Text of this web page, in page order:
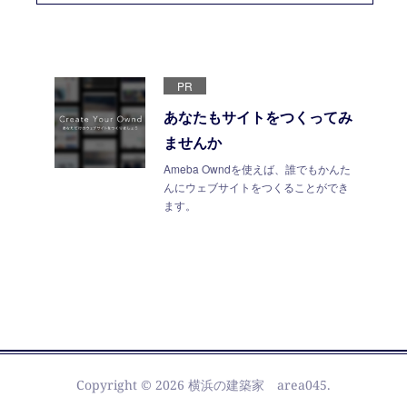
PR
あなたもサイトをつくってみ
ませんか
Ameba Owndを使えば、誰でもかんた
んにウェブサイトをつくることができ
ます。
Copyright © 2026 横浜の建築家 area045.